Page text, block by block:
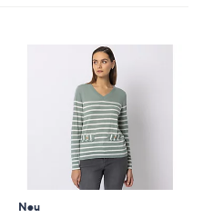
Neu